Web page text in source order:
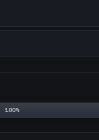
100%